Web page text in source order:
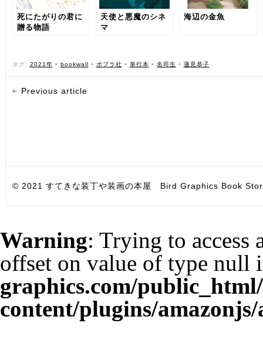
死にたがりの君に
贈る物語
天使と悪魔のシネ
マ
海辺の金魚
タグ: 2021年 • bookwall • ポプラ社 • 単行本 • 名司生 • 蓮見恭子
Previous article
© 2021 すてきな装丁や装画の本屋 Bird Graphics Book
Warning: Trying to access
offset on value of type null
graphics.com/
content/plugins/